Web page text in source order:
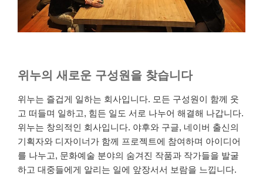
위누의 새로운 구성원을 찾습니다
위누는 즐겁게 일하는 회사입니다. 모든 구성원이 함께 웃
고 떠들며 일하고, 힘든 일도 서로 나누어 해결해 나갑니다.
위누는 창의적인 회사입니다. 야후와 구글, 네이버 출신의
기획자와 디자이너가 함께 프로젝트에 참여하며 아이디어
를 나누고, 문화예술 분야의 숨겨진 작품과 작가들을 발굴
하고 대중들에게 알리는 일에 앞장서서 보람을 느낍니다.